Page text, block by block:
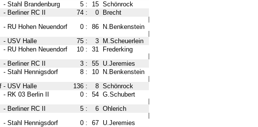
- Stahl Brandenburg 5 : 15 Schönrock
- Berliner RC II 74 : 0
Brecht
- RU Hohen Neuendorf 0 : 86
N.Benkenstein
- USV Halle 75 : 3
M.Scheuerlein
- RU Hohen Neuendorf 10 : 31
Frederking
- Berliner RC II 3 : 55 U.Jeremies
- Stahl Hennigsdorf 8 : 10
N.Benkenstein
- USV Halle 136 : 8 Schönrock
- RK 03 Berlin II 0 : 54 G.Schubert
- Berliner RC II 5 : 6 Ohlerich
- Stahl Hennigsdorf 0 : 67 U.Jeremies